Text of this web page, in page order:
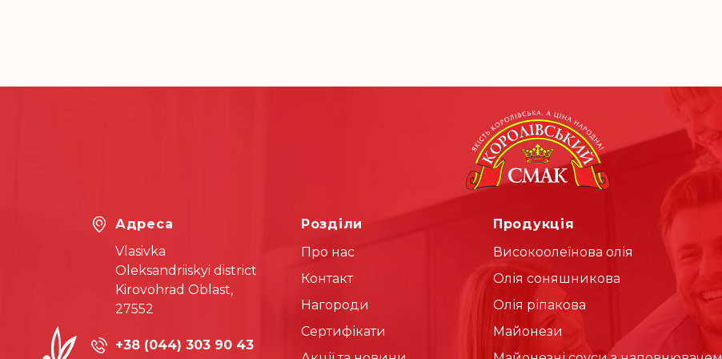
Адреса
Vlasivka
Oleksandriiskyi district
Kirovohrad Oblast,
27552
+38 (044) 303 90 43
Розділи
Про нас
Контакт
Нагороди
Сертифікати
Продукція
Високоолеїнова олія
Олія соняшникова
Олія ріпакова
Майонези